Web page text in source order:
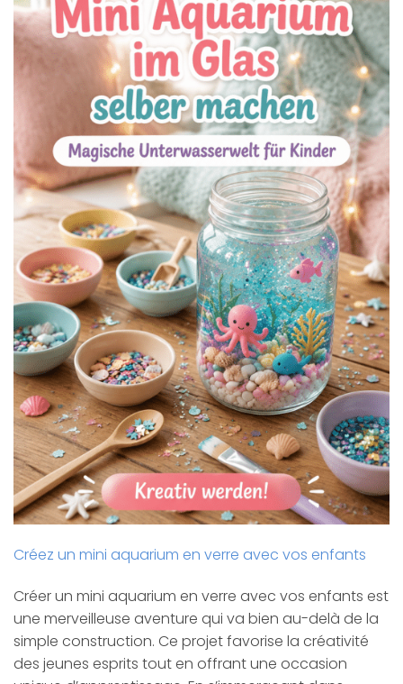
Créez un mini aquarium en verre avec vos enfants
Créer un mini aquarium en verre avec vos enfants est
une merveilleuse aventure qui va bien au-delà de la
simple construction. Ce projet favorise la créativité
des jeunes esprits tout en offrant une occasion